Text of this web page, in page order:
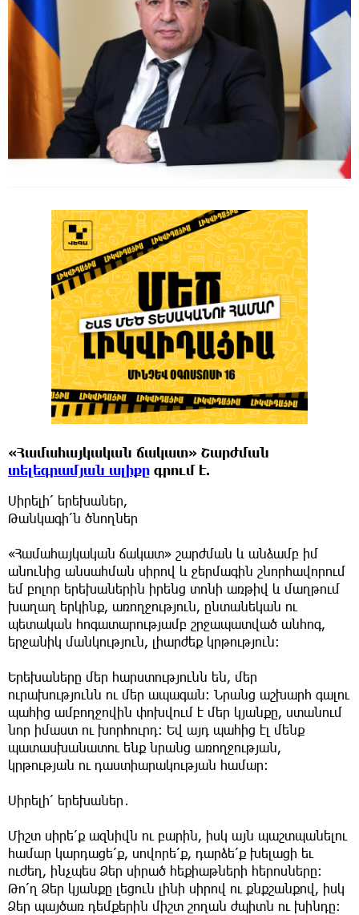
«Համահայկական ճակատ» Շարժման
տելեգրամյան ալիքը գրում է.
Սիրելի՛ երեխաներ,
Թանկագի՛ն ծնողներ
«Համահայկական ճակատ» շարժման և անձամբ իմ
անունից անսահման սիրով և ջերմագին շնորհավորում
եմ բոլոր երեխաներին իրենց տոնի առթիվ և մաղթում
խաղաղ երկինք, առողջություն, ընտանեկան ու
պետական հոգատարությամբ շրջապատված անհոգ,
երջանիկ մանկություն, լիարժեք կրթություն:
Երեխաները մեր հարստությունն են, մեր
ուրախությունն ու մեր ապագան: Նրանց աշխարհ գալու
պահից ամբողջովին փոխվում է մեր կյանքը, ստանում
նոր իմաստ ու խորհուրդ: Եվ այդ պահից էլ մենք
պատասխանատու ենք նրանց առողջության,
կրթության ու դաստիարակության համար:
Սիրելի՛ երեխաներ․
Միշտ սիրե՛ք ազնիվն ու բարին, իսկ այն պաշտպանելու
համար կարդացե՛ք, սովորե՛ք, դարձե՛ք խելացի եւ
ուժեղ, ինչպես Ձեր սիրած հեքիաթների հերոսները:
Թո՛ղ Ձեր կյանքը լեցուն լինի սիրով ու քնքշանքով, իսկ
Ձեր պայծառ դեմքերին միշտ շողան ժպիտն ու խինդը: